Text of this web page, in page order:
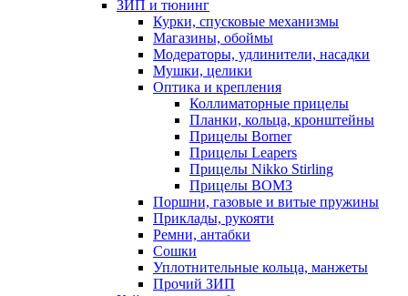
ЗИП и тюнинг
Курки, спусковые механизмы
Магазины, обоймы
Модераторы, удлинители, насадки
Мушки, целики
Оптика и крепления
Коллиматорные прицелы
Планки, кольца, кронштейны
Прицелы Borner
Прицелы Leapers
Прицелы Nikko Stirling
Прицелы ВОМЗ
Поршни, газовые и витые пружины
Приклады, рукояти
Ремни, антабки
Сошки
Уплотнительные кольца, манжеты
Прочий ЗИП